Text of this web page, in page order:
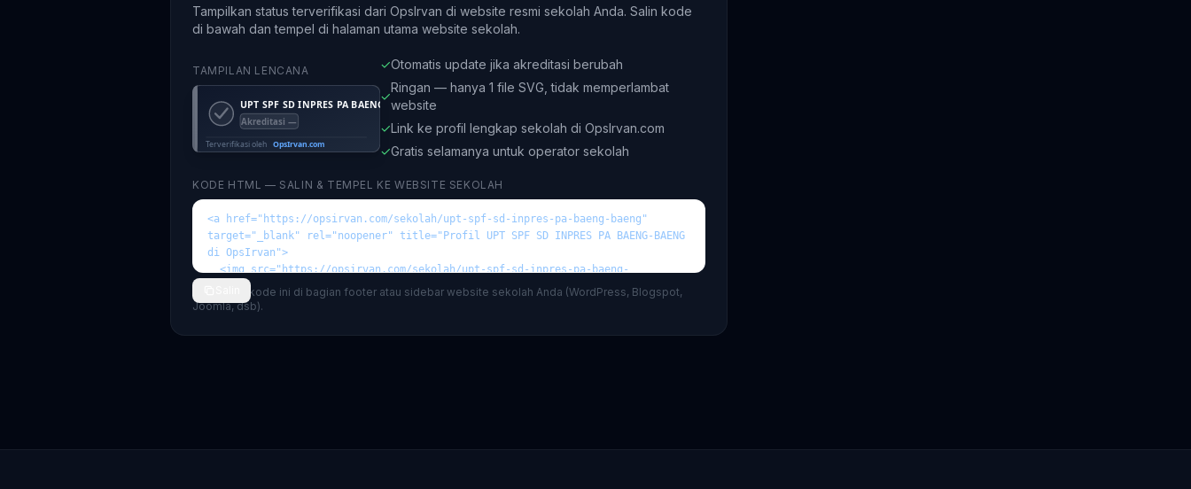
Tampilkan status terverifikasi dari OpsIrvan di website resmi sekolah Anda. Salin kode
di bawah dan tempel di halaman utama website sekolah.
TAMPILAN LENCANA ✓Otomatis update jika akreditasi berubah
✓
Ringan — hanya 1 file SVG, tidak memperlambat
website
✓Link ke profil lengkap sekolah di OpsIrvan.com
✓Gratis selamanya untuk operator sekolah
KODE HTML — SALIN & TEMPEL KE WEBSITE SEKOLAH
💡 Tempel kode ini di bagian footer atau sidebar website sekolah Anda (WordPress, Blogspot,
Joomla, dsb).